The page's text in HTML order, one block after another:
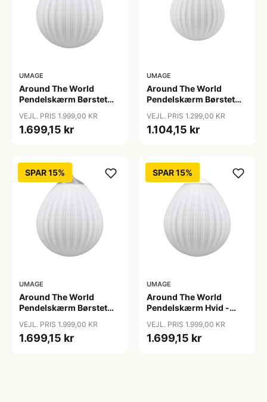
UMAGE
Around The World
Pendelskærm Børstet
VEJL. PRIS 1.999,00 KR
1.699,15 kr
UMAGE
Around The World
Pendelskærm Børstet
VEJL. PRIS 1.299,00 KR
1.104,15 kr
SPAR 15%
UMAGE
Around The World
Pendelskærm Børstet
VEJL. PRIS 1.999,00 KR
1.699,15 kr
SPAR 15%
UMAGE
Around The World
Pendelskærm Hvid -
VEJL. PRIS 1.999,00 KR
1.699,15 kr